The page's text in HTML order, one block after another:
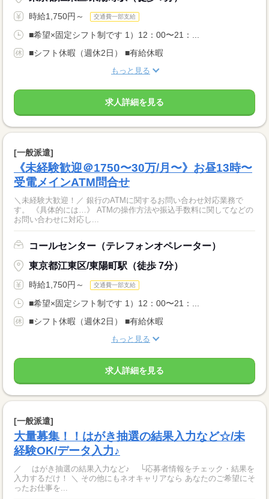
時給1,750円～ 交通費一部支給
■希望×固定シフト制です 1）12：00〜21：...
■シフト休暇（週休2日） ■有給休暇
もっと見る
求人詳細を見る
[一般派遣]
《未経験歓迎＠1750〜30万/月〜》お昼13時〜
受電メインATM問合せ
＼未経験大歓迎！／ 銀行のATMに関するお問い合わせ対応業務で
す。 《具体的には…》 ATMの操作方法や振込手数料に関してなどの
お問い合わせに対応し...
コールセンター（テレフォンオペレーター）
東京都江東区/東陽町駅（徒歩 7分）
時給1,750円～ 交通費一部支給
■希望×固定シフト制です 1）12：00〜21：...
■シフト休暇（週休2日） ■有給休暇
もっと見る
求人詳細を見る
[一般派遣]
大量募集！！はがき抽選の結果入力など☆/未
経験OK/データ入力♪
／ はがき抽選の結果入力など♪ └応募者情報をチェック・結果を
入力するだけ！ ＼ その他にもネオキャリアなら あなたのご希望にそ
ったお仕事を...